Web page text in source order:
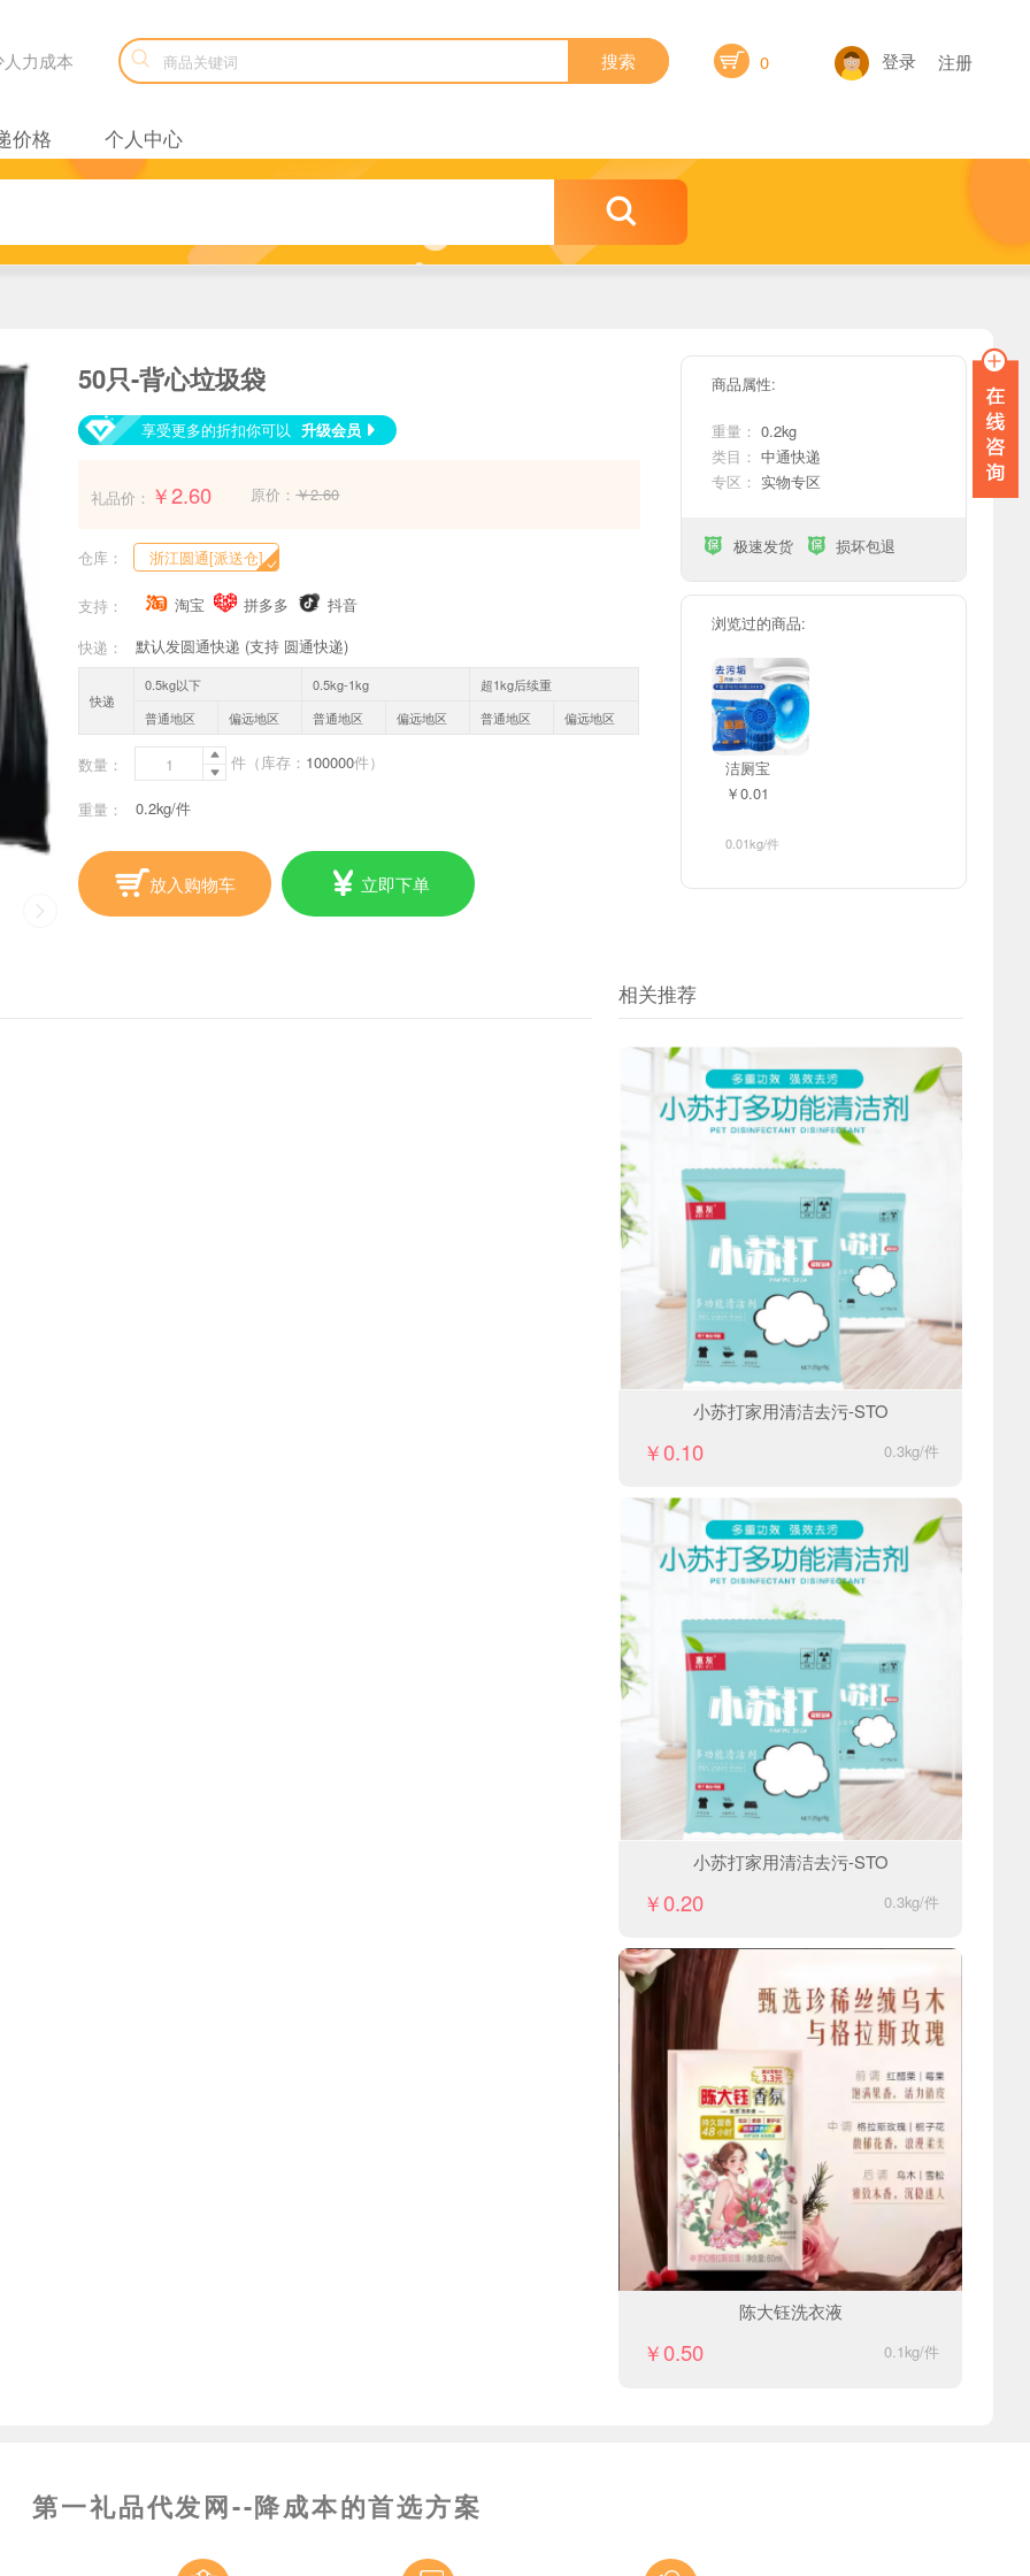
人力成本  搜索  0 登录 注册
价格 个人中心

50只-背心垃圾袋
享受更多的折扣你可以 升级会员 
礼品价： ￥2.60 原价：￥2.60
仓库： 浙江圆通[派送仓]
支持： 淘宝 拼多多
抖音
快递：
默认发圆通快递 (支持 圆通快递)
快递
0.5kg以下 0.5kg-1kg
超1kg后续重
普通地区
偏远地区 普通地区 偏远地区 普通地区 偏远地区
数量：


件（库存： 100000件）
重量： 0.2kg/件
放入购物车 立即下单
商品属性:
重量： 0.2kg
类目： 中通快递
专区： 实物专区
 极速发货  损坏包退
浏览过的商品:
洁厕宝
￥0.01
0.01kg/件
相关推荐
小苏打家用清洁去污-STO
￥0.10 0.3kg/件
小苏打家用清洁去污-STO
￥0.20 0.3kg/件
陈大钰洗衣液
￥0.50 0.1kg/件
第一礼品代发网--降成本的首选方案